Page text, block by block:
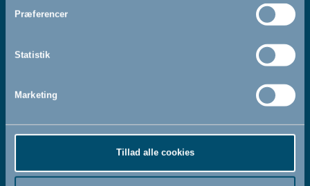
Præferencer
Statistik
Marketing
Tillad alle cookies
læst og accepteret vores
Cookiepolitik
Tilmeld